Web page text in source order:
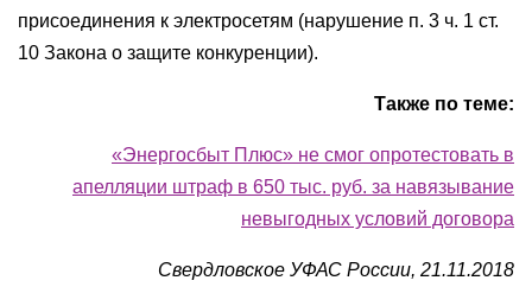
присоединения к электросетям (нарушение п. 3 ч. 1 ст.
10 Закона о защите конкуренции).
Также по теме:
«Энергосбыт Плюс» не смог опротестовать в
апелляции штраф в 650 тыс. руб. за навязывание
невыгодных условий договора
Свердловское УФАС России, 21.11.2018